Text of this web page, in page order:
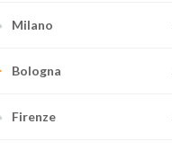
Milano
Bologna
Firenze